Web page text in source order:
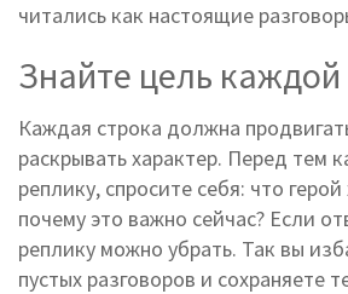
читались как настоящие
Знайте цель
Каждая строка должна
раскрывать характер. Перед тем
реплику, спросите себя: что
почему это важно сейчас? Если
реплику можно убрать. Так вы
пустых разговоров и сохраняете